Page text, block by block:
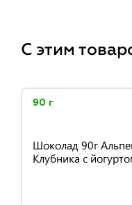
С этим
90 г
Шоколад 90г
Клубника с